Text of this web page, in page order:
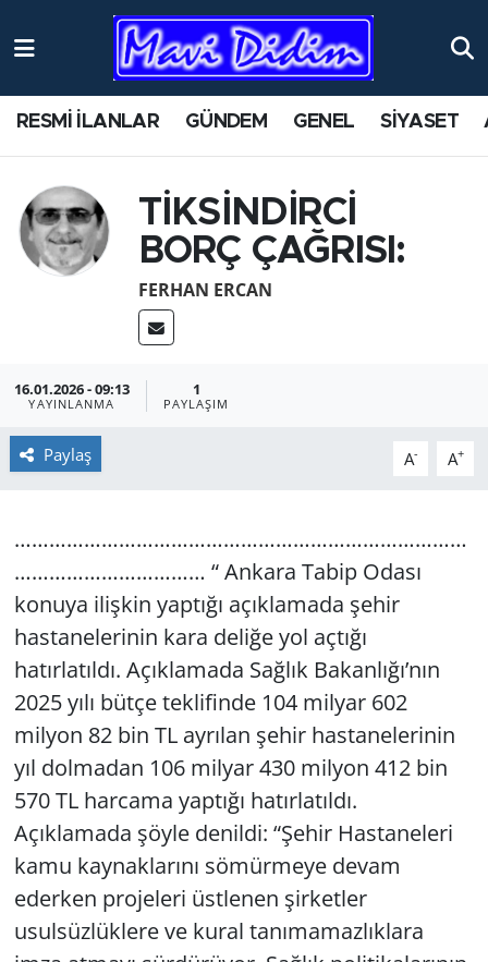
RESMİ İLANLAR GÜNDEM GENEL SİYASET
TİKSİNDİRCİ
BORÇ ÇAĞRISI:
FERHAN ERCAN
16.01.2026 - 09:13
YAYINLANMA
1
PAYLAŞIM
Paylaş A- A+
……………………………………………………………………
…………………………… “ Ankara Tabip Odası
konuya ilişkin yaptığı açıklamada şehir
hastanelerinin kara deliğe yol açtığı
hatırlatıldı. Açıklamada Sağlık Bakanlığı’nın
2025 yılı bütçe teklifinde 104 milyar 602
milyon 82 bin TL ayrılan şehir hastanelerinin
yıl dolmadan 106 milyar 430 milyon 412 bin
570 TL harcama yaptığı hatırlatıldı.
Açıklamada şöyle denildi: “Şehir Hastaneleri
kamu kaynaklarını sömürmeye devam
ederken projeleri üstlenen şirketler
usulsüzlüklere ve kural tanımamazlıklara
ANTİK YERLER
AYDIN
BİLİM VE TEKNOLOJİ
EKONOMİ
GENEL
HABERDE İNSAN
KÜLTÜR SANAT
MAGAZİN
POLİTİKA
RESMİ İLANLAR
SAĞLIK
SİYASET
Nöbetçi Eczaneler
Namaz Vakitleri
Trafik Durumu
Süper Lig Puan Durumu ve Fikstür
Son Dakika Haberleri
Haber Arşivi